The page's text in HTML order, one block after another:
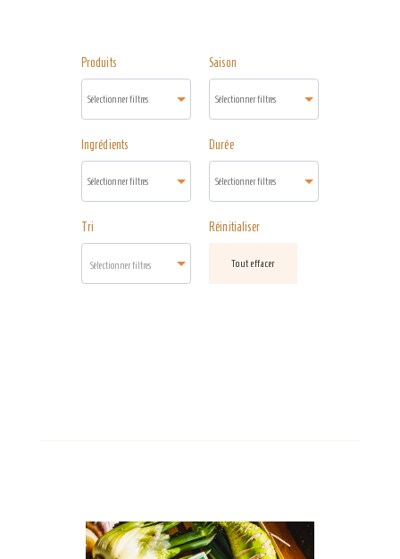
Produits Saison
Ingrédients Durée
Tri
Sélectionner filtres
Réinitialiser
Tout effacer